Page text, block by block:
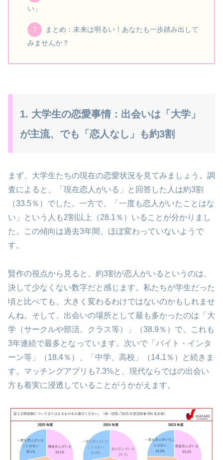
い」
まとめ：未来は明るい！あなたも一歩踏み出して
みませんか？
1. 大学生の恋愛事情：出会いは「大学」
が主流、でも「恋人なし」も約3割
まず、大学生たちの現在の恋愛状況を見てみましょう。調
査によると、「現在恋人がいる」と回答した人は約3割
（33.5％）でした。一方で、「一度も恋人がいたことはな
い」という人も2割以上（28.1％）いることが分かりまし
た。この傾向は過去3年間、ほぼ変わっていないようで
す。
賢作の視点から見ると、約3割が恋人がいるというのは、
決して少なくない数字だと感じます。私たちが学生だった
頃と比べても、大きく変わるわけではないのかもしれませ
んね。そして、出会いの場所として最も多かったのは「大
学（サークルや部活、クラス等）」（38.9％）で、これも
3年連続で最多となっています。次いで「バイト・インタ
ーン等」（18.4％）、「中学、高校」（14.1％）と続きま
す。マッチングアプリも7.3%と、現代ならではの出会い
方も着実に浸透していることがうかがえます。